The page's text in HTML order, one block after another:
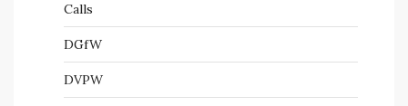
Calls
DGfW
DVPW